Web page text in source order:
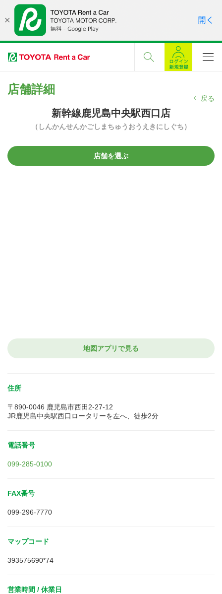
店舗詳細
戻る
新幹線鹿児島中央駅西口店
（しんかんせんかごしまちゅうおうえきにしぐち）
店舗を選ぶ
地図アプリで見る
住所
〒890-0046 鹿児島市西田2-27-12
JR鹿児島中央駅西口ロータリーを左へ、徒歩2分
電話番号
099-285-0100
FAX番号
099-296-7770
マップコード
393575690*74
営業時間 / 休業日